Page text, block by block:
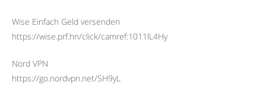
Wise Einfach Geld versenden
https://wise.prf.hn/click/camref:1011lL4Hy
Nord VPN
https://go.nordvpn.net/SH9yL